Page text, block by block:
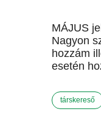
MÁJUS
Nagyon
hozzám
esetén
társkereső